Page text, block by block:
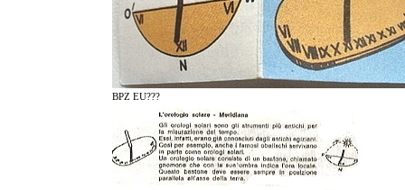
BPZ EU???